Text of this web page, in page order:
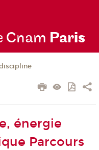
Cnam Paris
énergie
Parcours